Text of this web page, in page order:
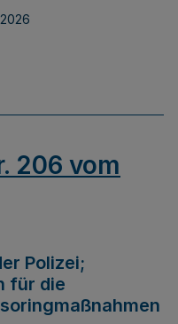
206 vom
Polizei;
für die